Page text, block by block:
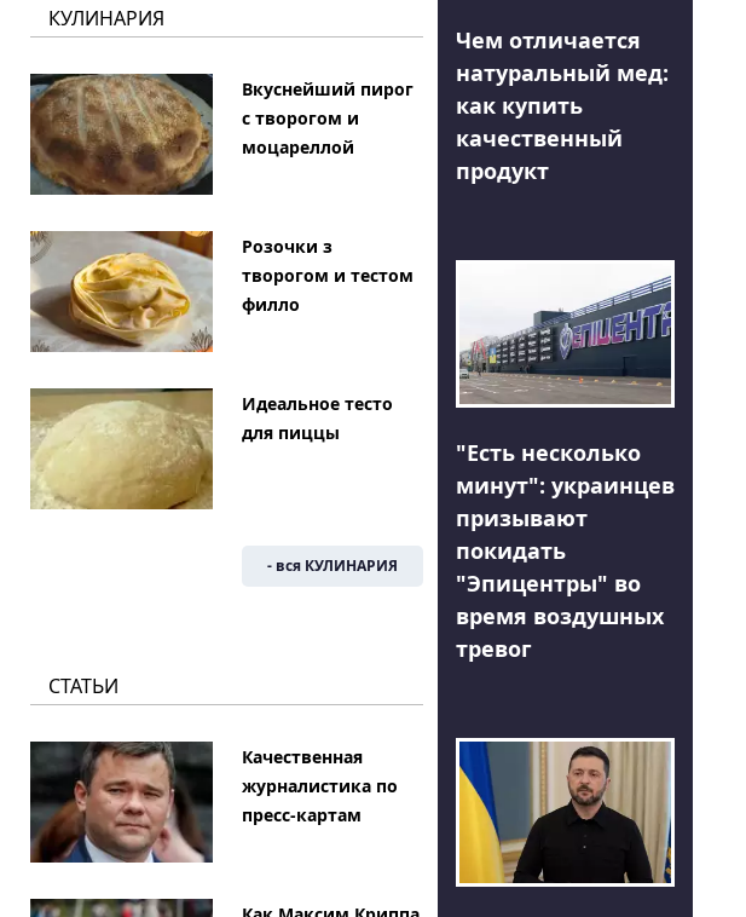
КУЛИНАРИЯ
Вкуснейший пирог
с творогом и
моцареллой
Розочки з
творогом и тестом
филло
Идеальное тесто
для пиццы
- вся КУЛИНАРИЯ
СТАТЬИ
Качественная
журналистика по
пресс-картам
Чем отличается
натуральный мед:
как купить
качественный
продукт
"Есть несколько
минут": украинцев
призывают
покидать
"Эпицентры" во
время воздушных
тревог